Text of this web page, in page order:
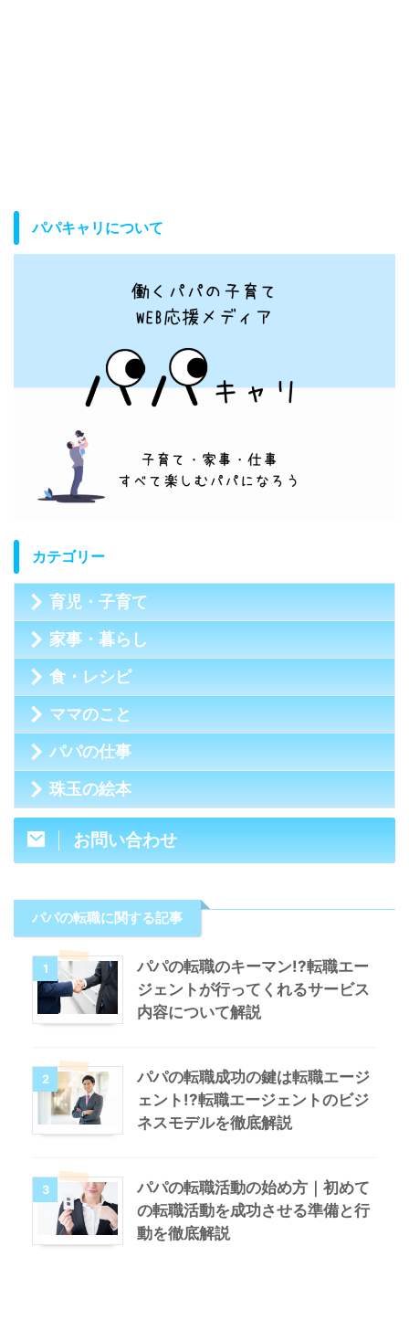
パパキャリについて
カテゴリー
育児・子育て
家事・暮らし
食・レシピ
ママのこと
パパの仕事
珠玉の絵本
お問い合わせ
パパの転職に関する記事
1
パパの転職のキーマン!?転職エー
ジェントが行ってくれるサービス
内容について解説
2
パパの転職成功の鍵は転職エージ
ェント!?転職エージェントのビジ
ネスモデルを徹底解説
3
パパの転職活動の始め方｜初めて
の転職活動を成功させる準備と行
動を徹底解説